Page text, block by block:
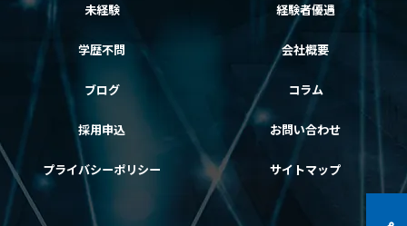
未経験
経験者優遇
学歴不問
会社概要
ブログ
コラム
採用申込
お問い合わせ
プライバシーポリシー
サイトマップ